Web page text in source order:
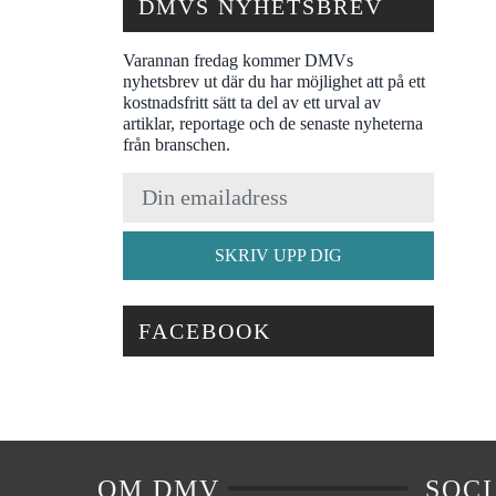
DMVS NYHETSBREV
Varannan fredag kommer DMVs
nyhetsbrev ut där du har möjlighet att på ett
kostnadsfritt sätt ta del av ett urval av
artiklar, reportage och de senaste nyheterna
från branschen.
SKRIV UPP DIG
FACEBOOK
OM DMV